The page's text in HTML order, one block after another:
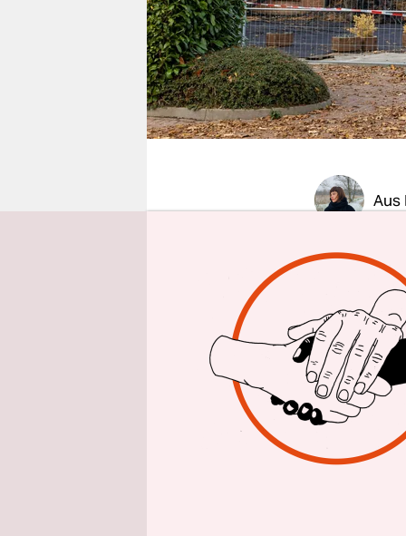
unterstützen
abo
genossenschaft
epaper login
Aus
Im
von
attackiert.
Angriff
erst am
Einige der
worden,
und nach
des